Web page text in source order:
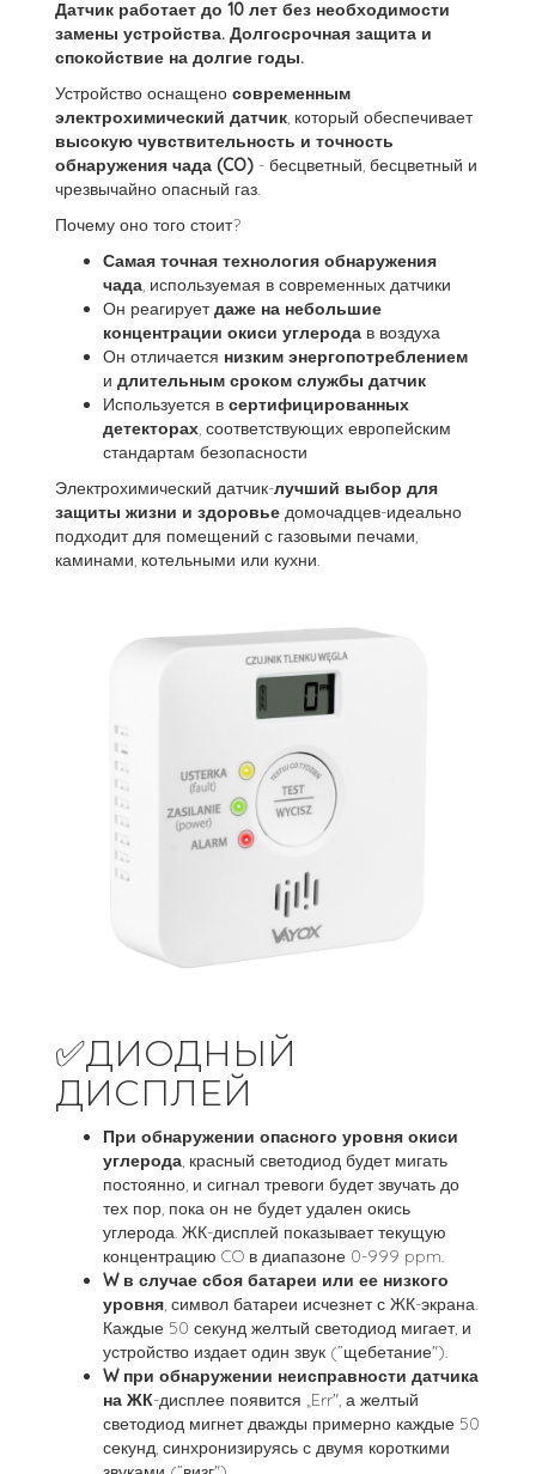
Датчик работает до 10 лет без необходимости
замены устройства. Долгосрочная защита и
спокойствие на долгие годы.
Устройство оснащено современным
электрохимический датчик, который обеспечивает
высокую чувствительность и точность
обнаружения чада (CO) - бесцветный, бесцветный и
чрезвычайно опасный газ.
Почему оно того стоит?
Самая точная технология обнаружения
чада, используемая в современных датчики
Он реагируетдаже на небольшие
концентрации окиси углерода в воздуха
Он отличается низким энергопотреблением
и длительным сроком службы датчик
Используется в сертифицированных
детекторах, соответствующих европейским
стандартам безопасности
Электрохимический датчик-лучший выбор для
защиты жизни и здоровье домочадцев-идеально
подходит для помещений с газовыми печами,
каминами, котельными или кухни.
✅ДИОДНЫЙ
ДИСПЛЕЙ
При обнаружении опасного уровня окиси
углерода, красный светодиод будет мигать
постоянно, и сигнал тревоги будет звучать до
тех пор, пока он не будет удален окись
углерода. ЖК-дисплей показывает текущую
концентрацию CO в диапазоне 0-999 ppm.
W в случае сбоя батареи или ее низкого
уровня, символ батареи исчезнет с ЖК-экрана.
Каждые 50 секунд желтый светодиод мигает, и
устройство издает один звук (”щебетание").
W при обнаружении неисправности датчика
на ЖК-дисплее появится „Err", а желтый
светодиод мигнет дважды примерно каждые 50
секунд, синхронизируясь с двумя короткими